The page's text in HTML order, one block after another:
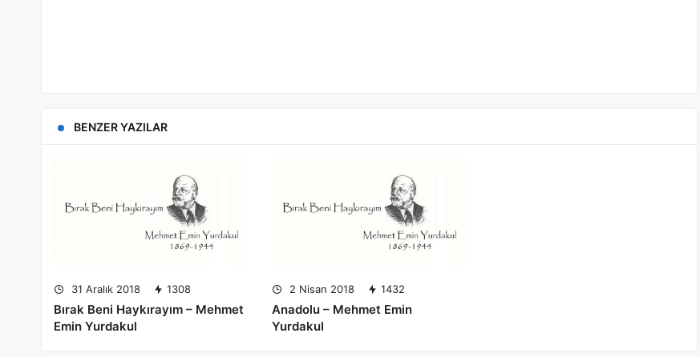
BENZER YAZILAR
31 Aralık 2018 1308
Bırak Beni Haykırayım – Mehmet
Emin Yurdakul
2 Nisan 2018 1432
Anadolu – Mehmet Emin
Yurdakul